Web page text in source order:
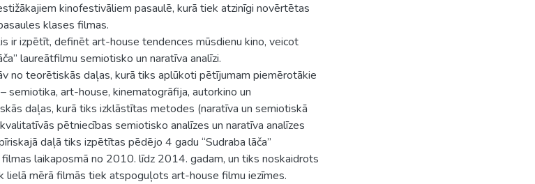
kinofestivāliem pasaulē, kurā tiek atzinīgi novērtētas
klases filmas.
ir izpētīt, definēt art-house tendences mūsdienu kino, veicot
laureātfilmu semiotisko un naratīva analīzi.
no teorētiskās daļas, kurā tiks aplūkoti pētījumam piemērotākie
semiotika, art-house, kinematogrāfija, autorkino un
daļas, kurā tiks izklāstītas metodes (naratīva un semiotiskā
pētniecības semiotisko analīzes un naratīva analīzes
daļā tiks izpētītas pēdējo 4 gadu “Sudraba lāča”
laikaposmā no 2010. līdz 2014. gadam, un tiks noskaidrots
lielā mērā filmās tiek atspoguļots art-house filmu iezīmes.